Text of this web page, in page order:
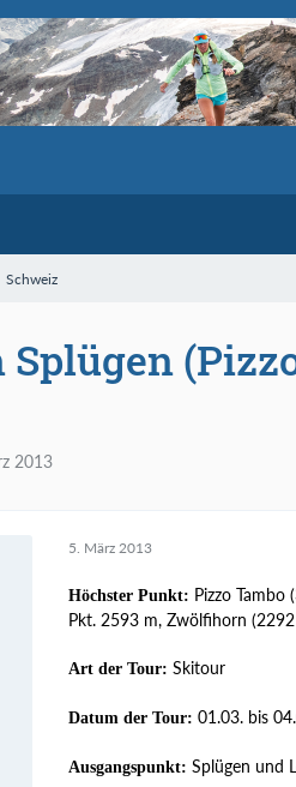
Schweiz
2013
5. März 2013
Höchster Punkt: Pizzo Tambo
Pkt. 2593 m, Zwölfihorn
Art der Tour: Skitour
Datum der Tour: 01.03. bis
Ausgangspunkt: Splügen und